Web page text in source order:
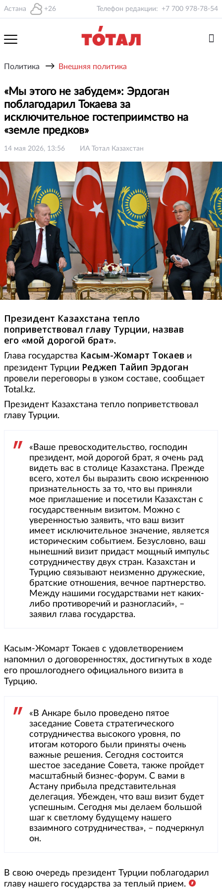
Астана +26 Телефон редакции: +7 700 978-78-54
Политика → Внешняя политика
«Мы этого не забудем»: Эрдоган
поблагодарил Токаева за
исключительное гостеприимство на
«земле предков»
14 мая 2026, 13:56 ИА Тотал Казахстан
Президент Казахстана тепло
поприветствовал главу Турции, назвав
его «мой дорогой брат».
Глава государства Касым-Жомарт Токаев и
президент Турции Реджеп Тайип Эрдоган
провели переговоры в узком составе, сообщает
Total.kz.
Президент Казахстана тепло поприветствовал
главу Турции.
«Ваше превосходительство, господин
президент, мой дорогой брат, я очень рад
видеть вас в столице Казахстана. Прежде
всего, хотел бы выразить свою искреннюю
признательность за то, что вы приняли
мое приглашение и посетили Казахстан с
государственным визитом. Можно с
уверенностью заявить, что ваш визит
имеет исключительное значение, является
историческим событием. Безусловно, ваш
нынешний визит придаст мощный импульс
сотрудничеству двух стран. Казахстан и
Турцию связывают неизменно дружеские,
братские отношения, вечное партнерство.
Между нашими государствами нет каких-
либо противоречий и разногласий», –
заявил глава государства.
Касым-Жомарт Токаев с удовлетворением
напомнил о договоренностях, достигнутых в ходе
его прошлогоднего официального визита в
Турцию.
«В Анкаре было проведено пятое
заседание Совета стратегического
сотрудничества высокого уровня, по
итогам которого были приняты очень
важные решения. Сегодня состоится
шестое заседание Совета, также пройдет
масштабный бизнес-форум. С вами в
Астану прибыла представительная
делегация. Убежден, что ваш визит будет
успешным. Сегодня мы делаем большой
шаг к светлому будущему нашего
взаимного сотрудничества», – подчеркнул
он.
В свою очередь президент Турции поблагодарил
главу нашего государства за теплый прием.